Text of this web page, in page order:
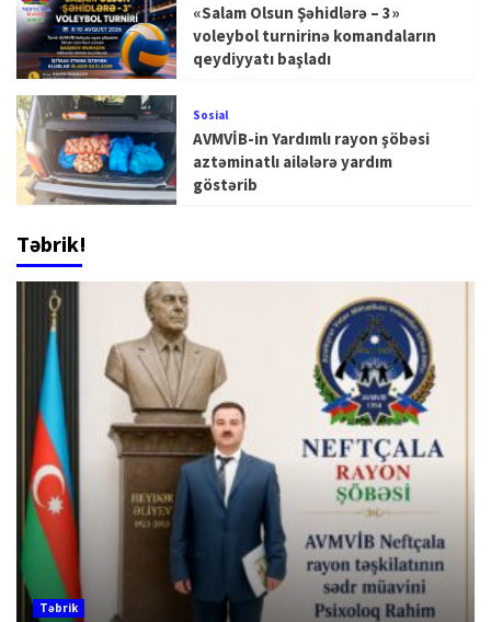
«Salam Olsun Şəhidlərə – 3»
voleybol turnirinə komandaların
qeydiyyatı başladı
Sosial
AVMVİB-in Yardımlı rayon şöbəsi
aztəminatlı ailələrə yardım
göstərib
Təbrik!
Təbrik